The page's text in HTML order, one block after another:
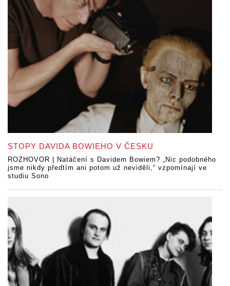
STOPY DAVIDA BOWIEHO V ČESKU
ROZHOVOR | Natáčení s Davidem Bowiem? „Nic podobného
jsme nikdy předtím ani potom už neviděli,“ vzpomínají ve
studiu Sono